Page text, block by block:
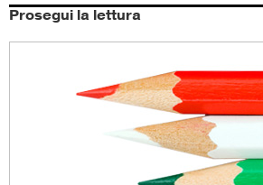
Prosegui la lettura